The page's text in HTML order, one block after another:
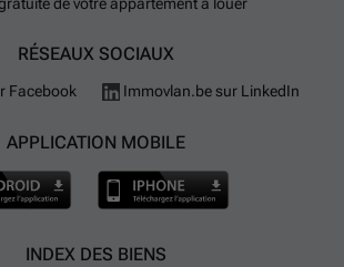
en environ 22 minutes en
RÉSEAUX SOCIAUX
Facebook Immovlan.be sur LinkedIn
APPLICATION MOBILE
INDEX DES BIENS